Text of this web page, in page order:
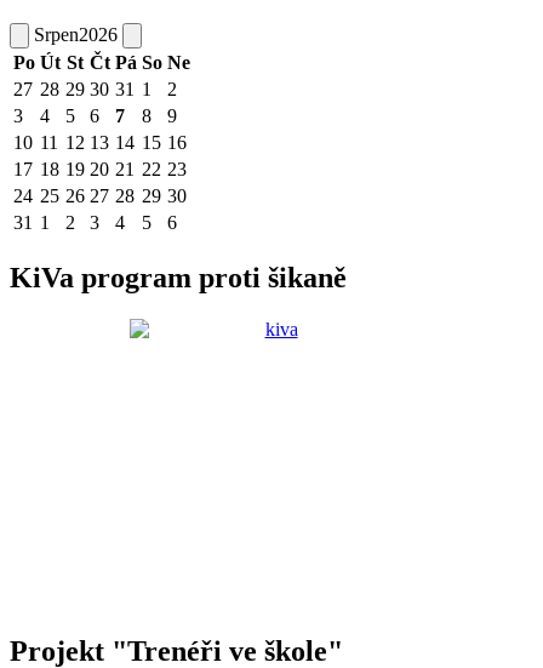
Srpen2026
Po Út St Čt Pá So Ne
27 28 29 30 31 1
2
3
4 5 6 7 8
9
10 11 12 13 14 15 16
17 18 19 20 21 22 23
24 25 26 27 28 29 30
31 1 2 3 4 5 6
KiVa program proti šikaně
Projekt "Trenéři ve škole"